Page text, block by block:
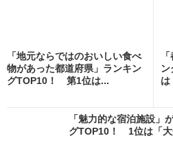
「地元ならではのおいしい食べ
物があった都道府県」ランキン
グTOP10！ 第1位は...
は
「魅力的な宿泊施設」
グTOP10！ 1位は「大